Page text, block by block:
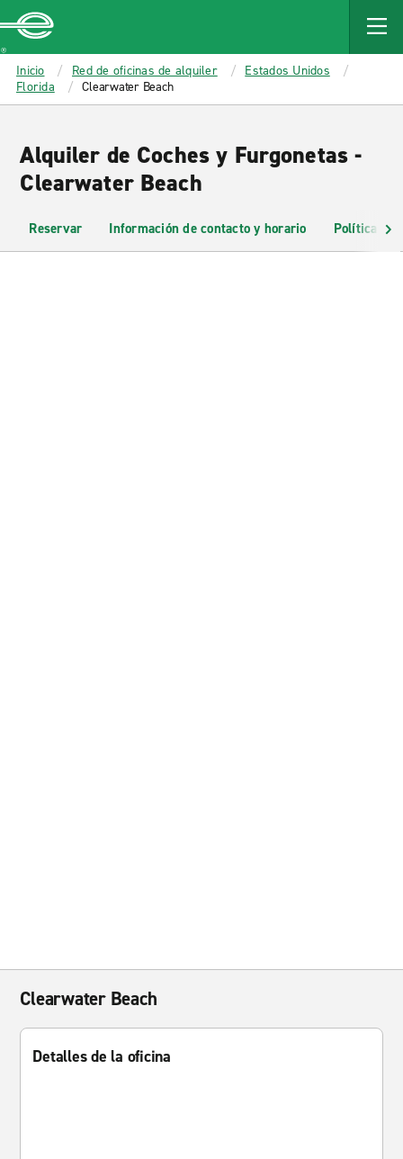
MAIN
CONTENT
Enterprise
Inicio Red de oficinas de alquiler
Estados Unidos
Florida
Clearwater Beach
Alquiler de Coches y Furgonetas -
Clearwater Beach
Reservar Información de contacto y horario Políticas
Clearwater Beach
Detalles de la oficina